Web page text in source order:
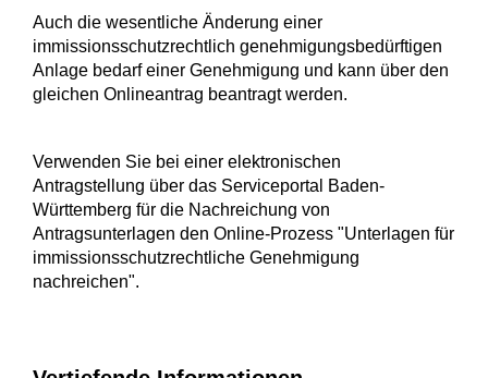
Auch die wesentliche Änderung einer
immissionsschutzrechtlich genehmigungsbedürftigen
Anlage bedarf einer Genehmigung und kann über den
gleichen Onlineantrag beantragt werden.
Verwenden Sie bei einer elektronischen
Antragstellung über das Serviceportal Baden-
Württemberg für die Nachreichung von
Antragsunterlagen den Online-Prozess "Unterlagen für
immissionsschutzrechtliche Genehmigung
nachreichen".